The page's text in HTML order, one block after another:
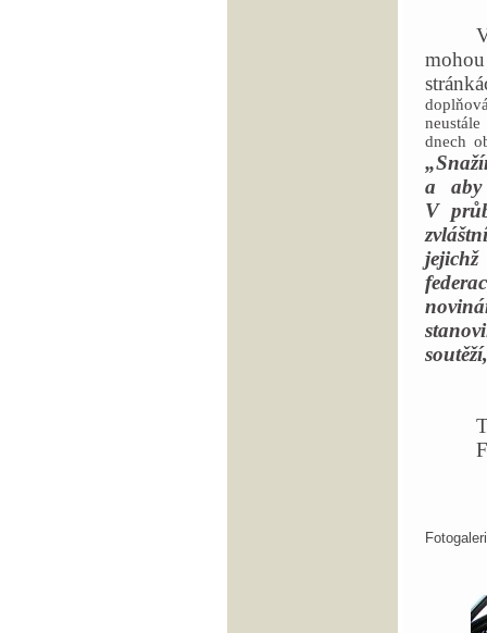
dnech
a aby
V